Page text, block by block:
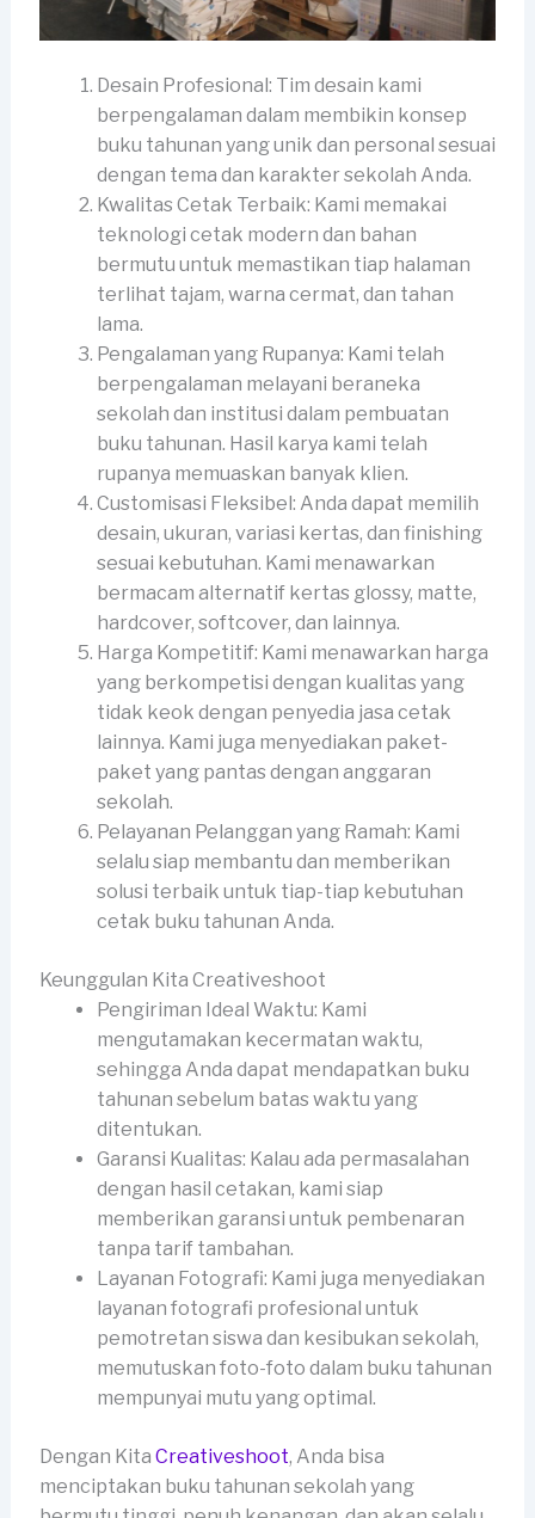
Desain Profesional: Tim desain kami
berpengalaman dalam membikin konsep
buku tahunan yang unik dan personal sesuai
dengan tema dan karakter sekolah Anda.
Kwalitas Cetak Terbaik: Kami memakai
teknologi cetak modern dan bahan
bermutu untuk memastikan tiap halaman
terlihat tajam, warna cermat, dan tahan
lama.
Pengalaman yang Rupanya: Kami telah
berpengalaman melayani beraneka
sekolah dan institusi dalam pembuatan
buku tahunan. Hasil karya kami telah
rupanya memuaskan banyak klien.
Customisasi Fleksibel: Anda dapat memilih
desain, ukuran, variasi kertas, dan finishing
sesuai kebutuhan. Kami menawarkan
bermacam alternatif kertas glossy, matte,
hardcover, softcover, dan lainnya.
Harga Kompetitif: Kami menawarkan harga
yang berkompetisi dengan kualitas yang
tidak keok dengan penyedia jasa cetak
lainnya. Kami juga menyediakan paket-
paket yang pantas dengan anggaran
sekolah.
Pelayanan Pelanggan yang Ramah: Kami
selalu siap membantu dan memberikan
solusi terbaik untuk tiap-tiap kebutuhan
cetak buku tahunan Anda.
Keunggulan Kita Creativeshoot
Pengiriman Ideal Waktu: Kami
mengutamakan kecermatan waktu,
sehingga Anda dapat mendapatkan buku
tahunan sebelum batas waktu yang
ditentukan.
Garansi Kualitas: Kalau ada permasalahan
dengan hasil cetakan, kami siap
memberikan garansi untuk pembenaran
tanpa tarif tambahan.
Layanan Fotografi: Kami juga menyediakan
layanan fotografi profesional untuk
pemotretan siswa dan kesibukan sekolah,
memutuskan foto-foto dalam buku tahunan
mempunyai mutu yang optimal.
Dengan Kita Creativeshoot, Anda bisa
menciptakan buku tahunan sekolah yang